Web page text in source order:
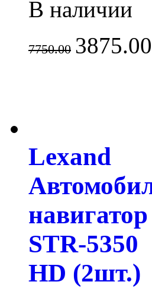
В наличии
7750.00 3875.00
Lexand
навигатор
STR-5350
HD (2шт.)